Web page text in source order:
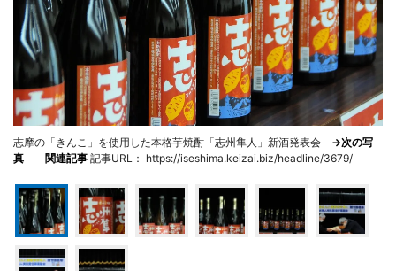
志摩の「きんこ」を使用した本格芋焼酎「志州隼人」新酒発表会 →次の写
真
関連記事 記事URL： https://iseshima.keizai.biz/headline/3679/